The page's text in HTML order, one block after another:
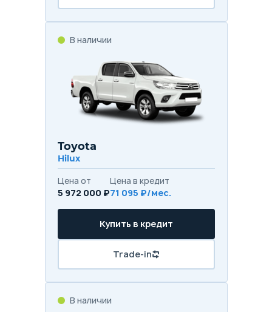
В наличии
Toyota
Hilux
Цена от
5 972 000 ₽
Цена в кредит
71 095 ₽/мес.
Купить в кредит
Trade-in
В наличии